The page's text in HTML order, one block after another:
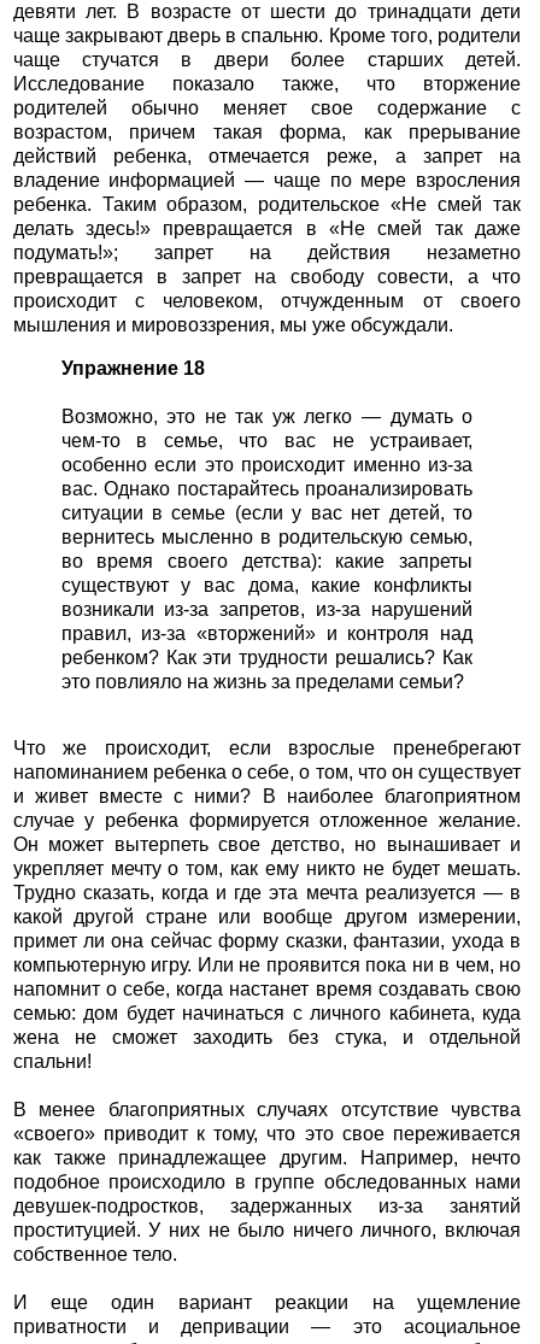
девяти лет. В возрасте от шести до тринадцати дети
чаще закрывают дверь в спальню. Кроме того, родители
чаще стучатся в двери более старших детей.
Исследование показало также, что вторжение
родителей обычно меняет свое содержание с
возрастом, причем такая форма, как прерывание
действий ребенка, отмечается реже, а запрет на
владение информацией — чаще по мере взросления
ребенка. Таким образом, родительское «Не смей так
делать здесь!» превращается в «Не смей так даже
подумать!»; запрет на действия незаметно
превращается в запрет на свободу совести, а что
происходит с человеком, отчужденным от своего
мышления и мировоззрения, мы уже обсуждали.
Упражнение 18
Возможно, это не так уж легко — думать о
чем-то в семье, что вас не устраивает,
особенно если это происходит именно из-за
вас. Однако постарайтесь проанализировать
ситуации в семье (если у вас нет детей, то
вернитесь мысленно в родительскую семью,
во время своего детства): какие запреты
существуют у вас дома, какие конфликты
возникали из-за запретов, из-за нарушений
правил, из-за «вторжений» и контроля над
ребенком? Как эти трудности решались? Как
это повлияло на жизнь за пределами семьи?
Что же происходит, если взрослые пренебрегают
напоминанием ребенка о себе, о том, что он существует
и живет вместе с ними? В наиболее благоприятном
случае у ребенка формируется отложенное желание.
Он может вытерпеть свое детство, но вынашивает и
укрепляет мечту о том, как ему никто не будет мешать.
Трудно сказать, когда и где эта мечта реализуется — в
какой другой стране или вообще другом измерении,
примет ли она сейчас форму сказки, фантазии, ухода в
компьютерную игру. Или не проявится пока ни в чем, но
напомнит о себе, когда настанет время создавать свою
семью: дом будет начинаться с личного кабинета, куда
жена не сможет заходить без стука, и отдельной
спальни!
В менее благоприятных случаях отсутствие чувства
«своего» приводит к тому, что это свое переживается
как также принадлежащее другим. Например, нечто
подобное происходило в группе обследованных нами
девушек-подростков, задержанных из-за занятий
проституцией. У них не было ничего личного, включая
собственное тело.
И еще один вариант реакции на ущемление
приватности и депривации — это асоциальное